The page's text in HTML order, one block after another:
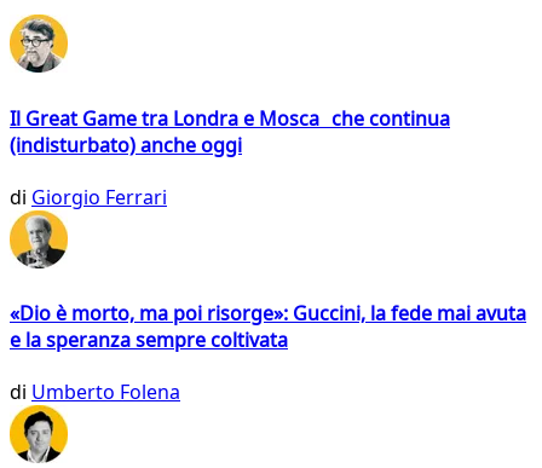
Il Great Game tra Londra e Mosca che continua
(indisturbato) anche oggi
di Giorgio Ferrari
«Dio è morto, ma poi risorge»: Guccini, la fede mai avuta
e la speranza sempre coltivata
di Umberto Folena